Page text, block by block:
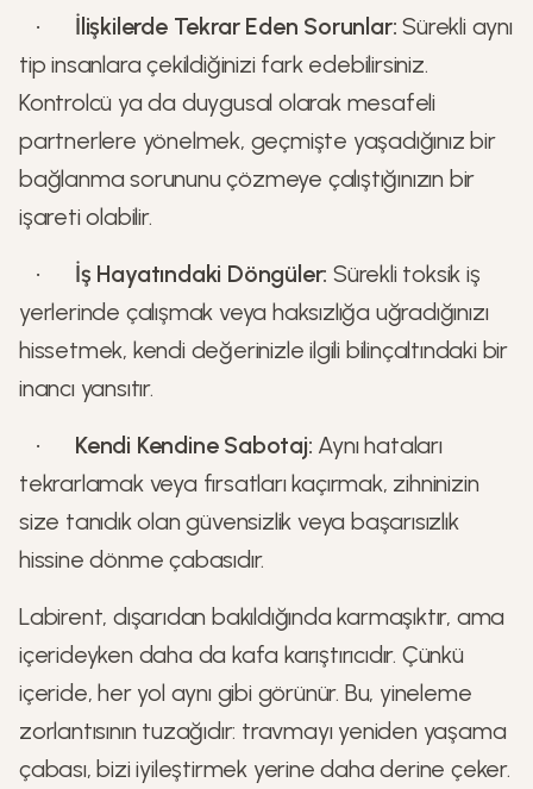
• İlişkilerde Tekrar Eden Sorunlar: Sürekli aynı
tip insanlara çekildiğinizi fark edebilirsiniz.
Kontrolcü ya da duygusal olarak mesafeli
partnerlere yönelmek, geçmişte yaşadığınız bir
bağlanma sorununu çözmeye çalıştığınızın bir
işareti olabilir.
• İş Hayatındaki Döngüler: Sürekli toksik iş
yerlerinde çalışmak veya haksızlığa uğradığınızı
hissetmek, kendi değerinizle ilgili bilinçaltındaki bir
inancı yansıtır.
• Kendi Kendine Sabotaj: Aynı hataları
tekrarlamak veya fırsatları kaçırmak, zihninizin
size tanıdık olan güvensizlik veya başarısızlık
hissine dönme çabasıdır.
Labirent, dışarıdan bakıldığında karmaşıktır, ama
içerideyken daha da kafa karıştırıcıdır. Çünkü
içeride, her yol aynı gibi görünür. Bu, yineleme
zorlantısının tuzağıdır: travmayı yeniden yaşama
çabası, bizi iyileştirmek yerine daha derine çeker.